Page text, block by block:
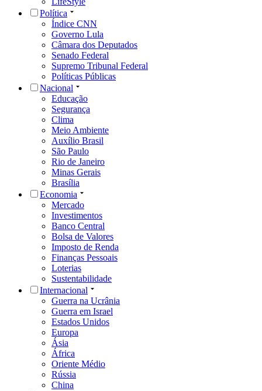
Política
Índice CNN
Governo Lula
Câmara dos Deputados
Senado Federal
Supremo Tribunal Federal
Políticas Públicas
Nacional
Educação
Segurança
Clima
Meio Ambiente
Auxílio Brasil
São Paulo
Rio de Janeiro
Minas Gerais
Brasília
Economia
Mercado
Investimentos
Banco Central
Bolsa de Valores
Imposto de Renda
Finanças Pessoais
Loterias
Sustentabilidade
Internacional
Guerra na Ucrânia
Guerra em Israel
Estados Unidos
Europa
Ásia
África
Oriente Médio
Rússia
China